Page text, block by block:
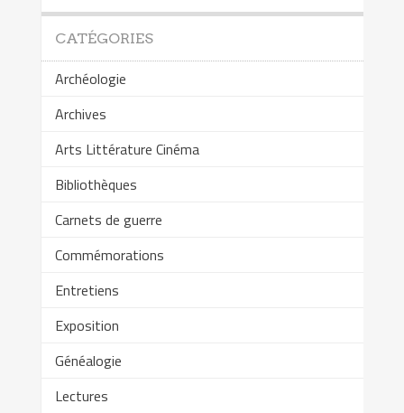
CATÉGORIES
Archéologie
Archives
Arts Littérature Cinéma
Bibliothèques
Carnets de guerre
Commémorations
Entretiens
Exposition
Généalogie
Lectures